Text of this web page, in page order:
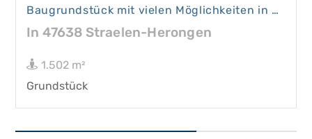
Baugrundstück mit vielen Möglichkeiten in Straelen-Herongen
In 47638 Straelen-Herongen
1.502 m²
Grundstück